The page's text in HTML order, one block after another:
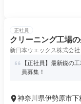
正社員
クリーニング工場
新日本ウエックス株式会社
【正社員】最新鋭の
員募集！
神奈川県伊勢原市下